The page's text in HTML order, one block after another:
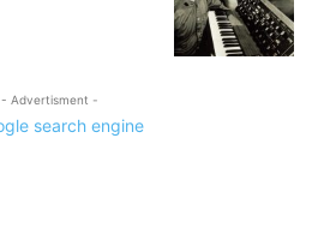
- Advertisment -